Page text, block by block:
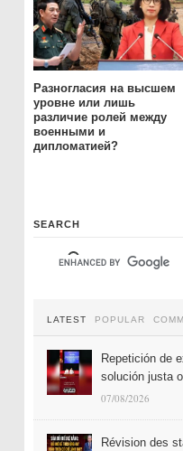
Разногласия на высшем
уровне или лишь
различие ролей между
военными и
дипломатией?
SEARCH
LATEST POPULAR
Repetición de
solución justa
07/08/2026
Révision des